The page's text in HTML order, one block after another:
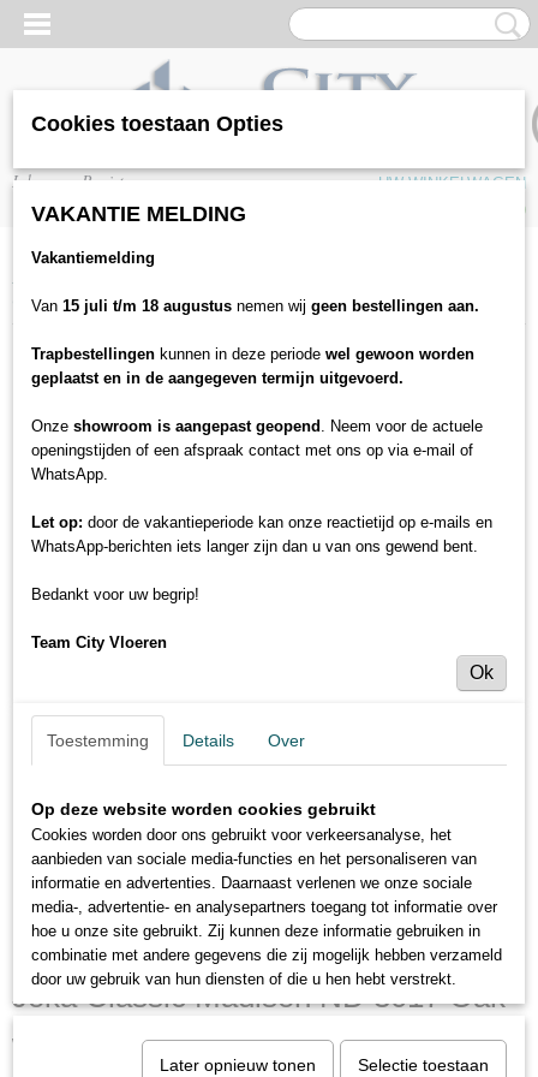
Inloggen Registreren
UW WINKELWAGEN
(0)
Home
Oak whiteline
Joka Classic Madison ND 3017 Oak
whiteline
Cookies toestaan Opties
VAKANTIE MELDING
Vakantiemelding
Van 15 juli t/m 18 augustus nemen wij geen bestellingen aan.
Trapbestellingen kunnen in deze periode wel gewoon worden
geplaatst en in de aangegeven termijn uitgevoerd.
Onze showroom is aangepast geopend . Neem voor de actuele
openingstijden of een afspraak contact met ons op via e-mail of
WhatsApp.
Let op: door de vakantieperiode kan onze reactietijd op e-mails en
WhatsApp-berichten iets langer zijn dan u van ons gewend bent.
Bedankt voor uw begrip!
Team City Vloeren
Ok
Toestemming Details Over
Op deze website worden cookies gebruikt
Cookies worden door ons gebruikt voor verkeersanalyse, het
aanbieden van sociale media-functies en het personaliseren van
informatie en advertenties. Daarnaast verlenen we onze sociale
media-, advertentie- en analysepartners toegang tot informatie over
hoe u onze site gebruikt. Zij kunnen deze informatie gebruiken in
combinatie met andere gegevens die zij mogelijk hebben verzameld
door uw gebruik van hun diensten of die u hen hebt verstrekt.
Later opnieuw tonen Selectie toestaan